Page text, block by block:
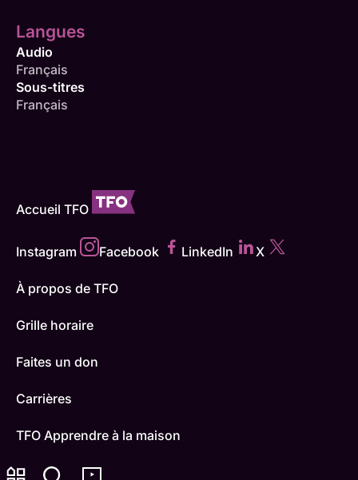
Langues
Audio
Français
Sous-titres
Français
Accueil TFO
Instagram Facebook LinkedIn X
À propos de TFO
Grille horaire
Faites un don
Carrières
TFO Apprendre à la maison
Comment nous capter